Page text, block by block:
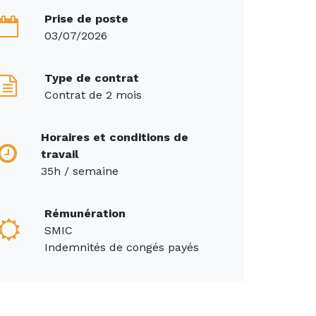
Prise de poste
03/07/2026
Type de contrat
Contrat de 2 mois
Horaires et conditions de
travail
35h / semaine
Rémunération
SMIC
Indemnités de congés payés